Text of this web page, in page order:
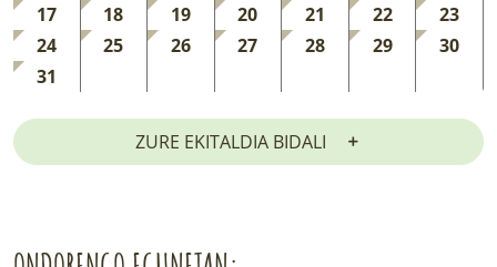
17
18 19 20 21 22
23
24
25 26 27 28 29
30
31
ZURE EKITALDIA BIDALI